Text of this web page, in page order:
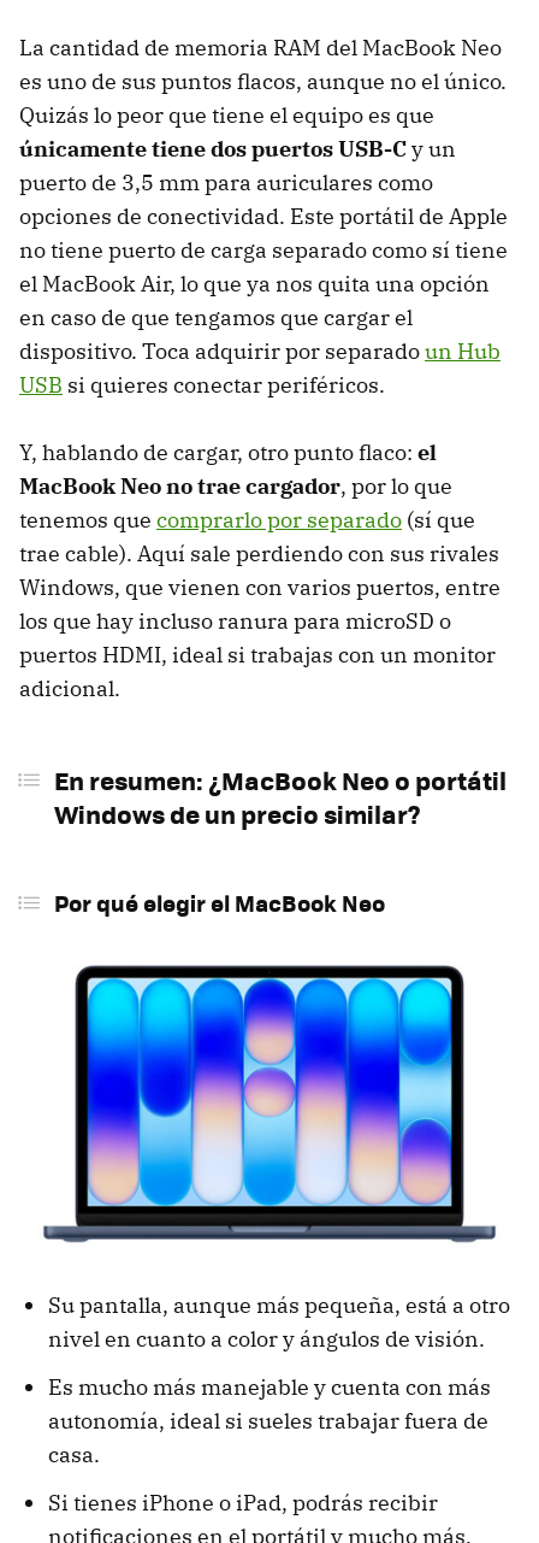
La cantidad de memoria RAM del MacBook Neo
es uno de sus puntos flacos, aunque no el único.
Quizás lo peor que tiene el equipo es que
únicamente tiene dos puertos USB-Cy un
puerto de 3,5 mm para auriculares como
opciones de conectividad. Este portátil de Apple
no tiene puerto de carga separado como sí tiene
el MacBook Air, lo que ya nos quita una opción
en caso de que tengamos que cargar el
dispositivo. Toca adquirir por separadoun Hub
USB si quieres conectar periféricos.
Y, hablando de cargar, otro punto flaco: el
MacBook Neo no trae cargador, por lo que
tenemos que comprarlo por separado (sí que
trae cable). Aquí sale perdiendo con sus rivales
Windows, que vienen con varios puertos, entre
los que hay incluso ranura para microSD o
puertos HDMI, ideal si trabajas con un monitor
adicional.
En resumen: ¿MacBook Neo o portátil
Windows de un precio similar?
Por qué elegir el MacBook Neo
Su pantalla, aunque más pequeña, está a otro
nivel en cuanto a color y ángulos de visión.
Es mucho más manejable y cuenta con más
autonomía, ideal si sueles trabajar fuera de
casa.
Si tienes iPhone o iPad, podrás recibir
notificaciones en el portátil y mucho más.